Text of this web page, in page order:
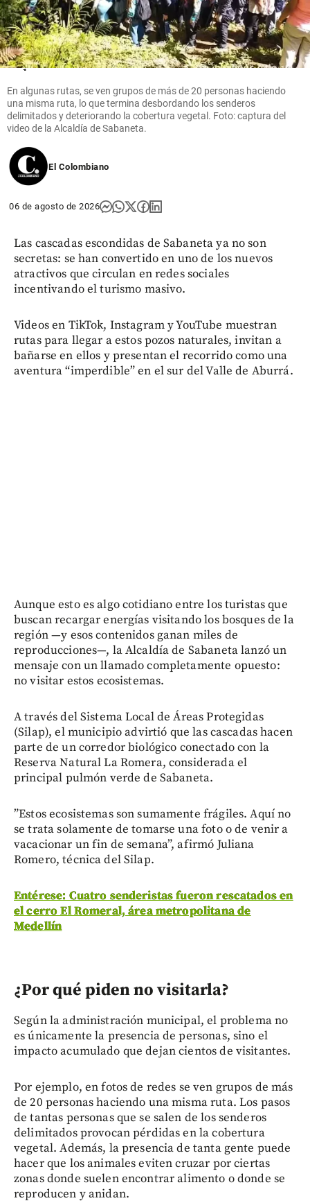
¡Está muy
cambiada!
Epa Colombia
reapareció en
redes y
parece otra
share
En algunas rutas, se ven grupos de más de 20 personas haciendo
una misma ruta, lo que termina desbordando los senderos
delimitados y deteriorando la cobertura vegetal. Foto: captura del
video de la Alcaldía de Sabaneta.
El Colombiano
06 de agosto de 2026
Las cascadas escondidas de Sabaneta ya no son
secretas: se han convertido en uno de los nuevos
atractivos que circulan en redes sociales
incentivando el turismo masivo.
Videos en TikTok, Instagram y YouTube muestran
rutas para llegar a estos pozos naturales, invitan a
bañarse en ellos y presentan el recorrido como una
aventura “imperdible” en el sur del Valle de Aburrá.
Aunque esto es algo cotidiano entre los turistas que
buscan recargar energías visitando los bosques de la
región —y esos contenidos ganan miles de
reproducciones—, la Alcaldía de Sabaneta lanzó un
mensaje con un llamado completamente opuesto:
no visitar estos ecosistemas.
A través del Sistema Local de Áreas Protegidas
(Silap), el municipio advirtió que las cascadas hacen
parte de un corredor biológico conectado con la
Reserva Natural La Romera, considerada el
principal pulmón verde de Sabaneta.
”Estos ecosistemas son sumamente frágiles. Aquí no
se trata solamente de tomarse una foto o de venir a
vacacionar un fin de semana”, afirmó Juliana
Romero, técnica del Silap.
Entérese: Cuatro senderistas fueron rescatados en
el cerro El Romeral, área metropolitana de
Medellín
¿Por qué piden no visitarla?
Según la administración municipal, el problema no
es únicamente la presencia de personas, sino el
impacto acumulado que dejan cientos de visitantes.
Por ejemplo, en fotos de redes se ven grupos de más
de 20 personas haciendo una misma ruta. Los pasos
de tantas personas que se salen de los senderos
delimitados provocan pérdidas en la cobertura
vegetal. Además, la presencia de tanta gente puede
hacer que los animales eviten cruzar por ciertas
zonas donde suelen encontrar alimento o donde se
reproducen y anidan.